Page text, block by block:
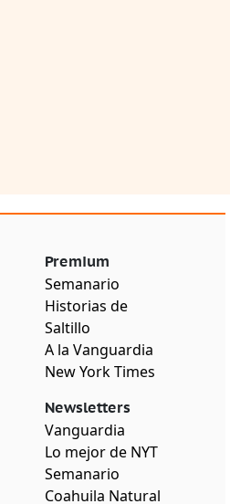
Premium
Semanario
Historias de
Saltillo
A la Vanguardia
New York Times
Newsletters
Vanguardia
Lo mejor de NYT
Semanario
Coahuila Natural